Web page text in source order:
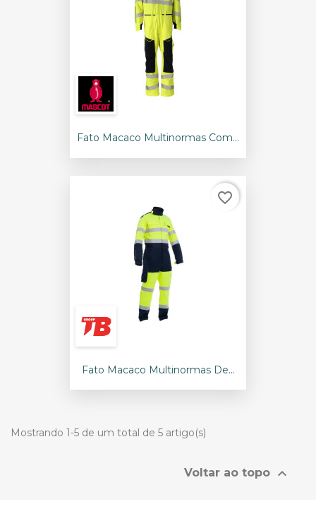
Fato Macaco Multinormas Com...
Fato Macaco Multinormas De...
favorite_border
Mostrando 1-5 de um total de 5 artigo(s)
Voltar ao topo 